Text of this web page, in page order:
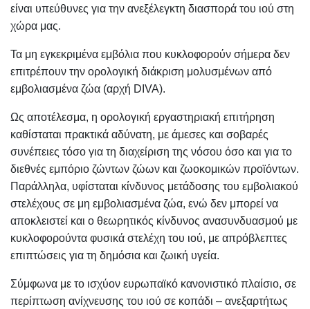
είναι υπεύθυνες για την ανεξέλεγκτη διασπορά του ιού στη
χώρα μας.
Τα μη εγκεκριμένα εμβόλια που κυκλοφορούν σήμερα δεν
επιτρέπουν την ορολογική διάκριση μολυσμένων από
εμβολιασμένα ζώα (αρχή DIVA).
Ως αποτέλεσμα, η ορολογική εργαστηριακή επιτήρηση
καθίσταται πρακτικά αδύνατη, με άμεσες και σοβαρές
συνέπειες τόσο για τη διαχείριση της νόσου όσο και για το
διεθνές εμπόριο ζώντων ζώων και ζωοκομικών προϊόντων.
Παράλληλα, υφίσταται κίνδυνος μετάδοσης του εμβολιακού
στελέχους σε μη εμβολιασμένα ζώα, ενώ δεν μπορεί να
αποκλειστεί και ο θεωρητικός κίνδυνος ανασυνδυασμού με
κυκλοφορούντα φυσικά στελέχη του ιού, με απρόβλεπτες
επιπτώσεις για τη δημόσια και ζωική υγεία.
Σύμφωνα με το ισχύον ευρωπαϊκό κανονιστικό πλαίσιο, σε
περίπτωση ανίχνευσης του ιού σε κοπάδι – ανεξαρτήτως